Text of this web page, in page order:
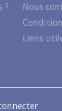
?
Nous
Liens